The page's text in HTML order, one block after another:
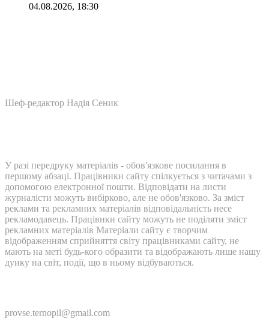
04.08.2026, 18:30
Шеф-редактор Надія Сеник
У разі передруку матеріалів - обов'язкове посилання в
першому абзаці. Працівники сайту спілкується з читачами з
допомогою електронної пошти. Відповідати на листи
журналісти можуть вибірково, але не обов'язково. За зміст
реклами та рекламних матеріалів відповідальність несе
рекламодавець. Працівнки сайту можуть не поділяти зміст
рекламних матеріалів Матеріали сайту є творчим
відображенням сприйняття світу працівниками сайту, не
мають на меті будь-кого образити та відображають лише нашу
дуику на світ, події, що в ньому відбуваються.
provse.ternopil@gmail.com